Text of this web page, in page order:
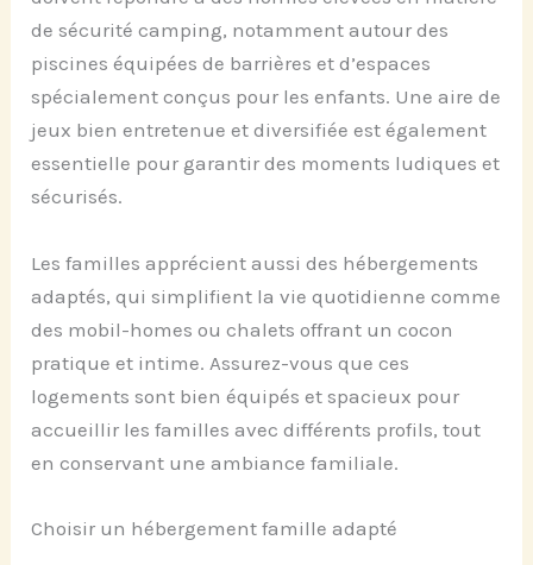
de sécurité camping, notamment autour des
piscines équipées de barrières et d’espaces
spécialement conçus pour les enfants. Une aire de
jeux bien entretenue et diversifiée est également
essentielle pour garantir des moments ludiques et
sécurisés.
Les familles apprécient aussi des hébergements
adaptés, qui simplifient la vie quotidienne comme
des mobil-homes ou chalets offrant un cocon
pratique et intime. Assurez-vous que ces
logements sont bien équipés et spacieux pour
accueillir les familles avec différents profils, tout
en conservant une ambiance familiale.
Choisir un hébergement famille adapté